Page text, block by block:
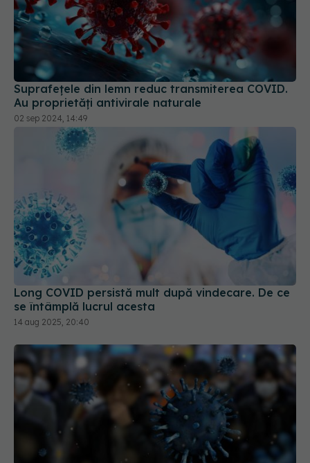
Suprafețele din lemn reduc transmiterea COVID.
Au proprietăți antivirale naturale
02 sep 2024, 14:49
Long COVID persistă mult după vindecare. De ce
se întâmplă lucrul acesta
14 aug 2025, 20:40